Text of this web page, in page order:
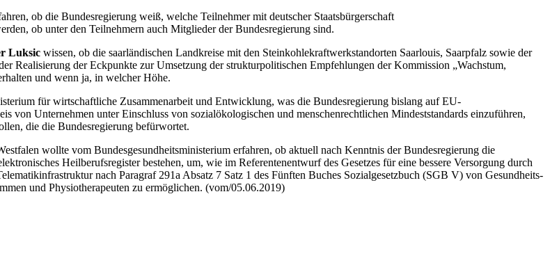
ob die Bundesregierung weiß, welche Teilnehmer mit deutscher Staatsbürgerschaft
ob unter den Teilnehmern auch Mitglieder der Bundesregierung sind.
Luksic wissen, ob die saarländischen Landkreise mit den Steinkohlekraftwerkstandorten Saarlouis, Saarpfalz sowie der
Realisierung der Eckpunkte zur Umsetzung der strukturpolitischen Empfehlungen der Kommission „Wachstum,
und wenn ja, in welcher Höhe.
für wirtschaftliche Zusammenarbeit und Entwicklung, was die Bundesregierung bislang auf EU-
von Unternehmen unter Einschluss von sozialökologischen und menschenrechtlichen Mindeststandards einzuführen,
die die Bundesregierung befürwortet.
wollte vom Bundesgesundheitsministerium erfahren, ob aktuell nach Kenntnis der Bundesregierung die
Heilberufsregister bestehen, um, wie im Referentenentwurf des Gesetzes für eine bessere Versorgung durch
nach Paragraf 291a Absatz 7 Satz 1 des Fünften Buches Sozialgesetzbuch (SGB V) von Gesundheits-
und Physiotherapeuten zu ermöglichen. (vom/05.06.2019)